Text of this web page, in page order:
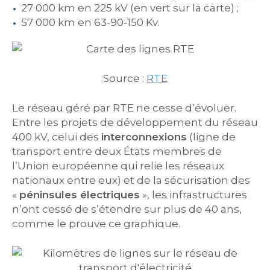
27 000 km en 225 kV (en vert sur la carte) ;
57 000 km en 63-90-150 Kv.
Source : RTE
Le réseau géré par RTE ne cesse d’évoluer.
Entre les projets de développement du réseau
400 kV, celui des interconnexions (ligne de
transport entre deux États membres de
l’Union européenne qui relie les réseaux
nationaux entre eux) et de la sécurisation des
« péninsules électriques », les infrastructures
n’ont cessé de s’étendre sur plus de 40 ans,
comme le prouve ce graphique.